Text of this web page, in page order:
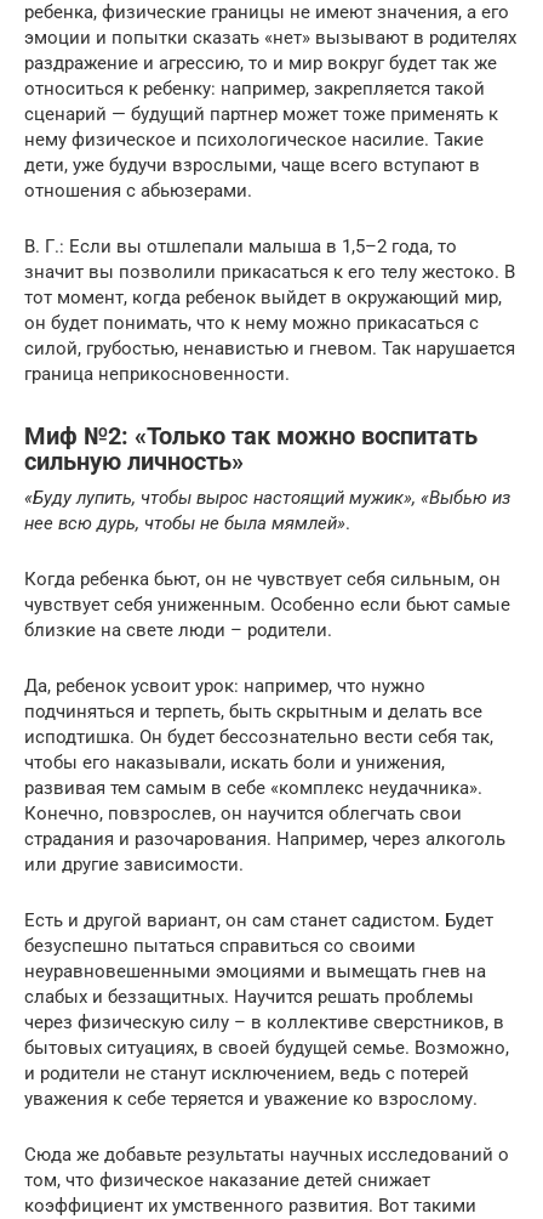
ребенка, физические границы не имеют значения, а его
эмоции и попытки сказать «нет» вызывают в родителях
раздражение и агрессию, то и мир вокруг будет так же
относиться к ребенку: например, закрепляется такой
сценарий — будущий партнер может тоже применять к
нему физическое и психологическое насилие. Такие
дети, уже будучи взрослыми, чаще всего вступают в
отношения с абьюзерами.
В. Г.: Если вы отшлепали малыша в 1,5–2 года, то
значит вы позволили прикасаться к его телу жестоко. В
тот момент, когда ребенок выйдет в окружающий мир,
он будет понимать, что к нему можно прикасаться с
силой, грубостью, ненавистью и гневом. Так нарушается
граница неприкосновенности.
Миф №2: «Только так можно воспитать
сильную личность»
«Буду лупить, чтобы вырос настоящий мужик», «Выбью из
нее всю дурь, чтобы не была мямлей».
Когда ребенка бьют, он не чувствует себя сильным, он
чувствует себя униженным. Особенно если бьют самые
близкие на свете люди – родители.
Да, ребенок усвоит урок: например, что нужно
подчиняться и терпеть, быть скрытным и делать все
исподтишка. Он будет бессознательно вести себя так,
чтобы его наказывали, искать боли и унижения,
развивая тем самым в себе «комплекс неудачника».
Конечно, повзрослев, он научится облегчать свои
страдания и разочарования. Например, через алкоголь
или другие зависимости.
Есть и другой вариант, он сам станет садистом. Будет
безуспешно пытаться справиться со своими
неуравновешенными эмоциями и вымещать гнев на
слабых и беззащитных. Научится решать проблемы
через физическую силу – в коллективе сверстников, в
бытовых ситуациях, в своей будущей семье. Возможно,
и родители не станут исключением, ведь с потерей
уважения к себе теряется и уважение ко взрослому.
Сюда же добавьте результаты научных исследований о
том, что физическое наказание детей снижает
коэффициент их умственного развития. Вот такими